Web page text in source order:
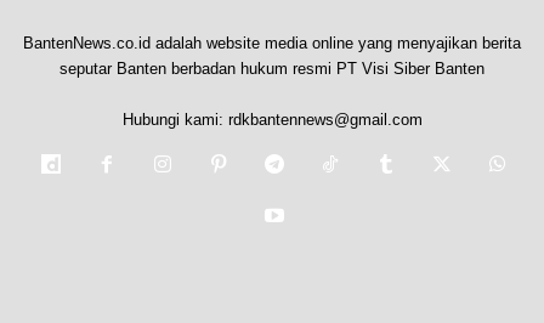
BantenNews.co.id adalah website media online yang menyajikan berita
seputar Banten berbadan hukum resmi PT Visi Siber Banten
Hubungi kami: rdkbantennews@gmail.com